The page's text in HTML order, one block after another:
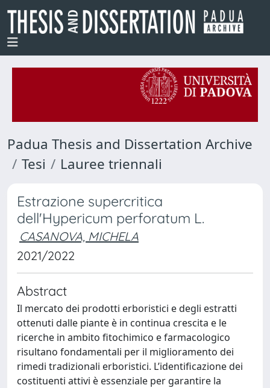
Padua Thesis and Dissertation Archive
Tesi
Lauree triennali
Estrazione supercritica
dell'Hypericum perforatum L.
CASANOVA, MICHELA
2021/2022
Abstract
Il mercato dei prodotti erboristici e degli estratti
ottenuti dalle piante è in continua crescita e le
ricerche in ambito fitochimico e farmacologico
risultano fondamentali per il miglioramento dei
rimedi tradizionali erboristici. L’identificazione dei
costituenti attivi è essenziale per garantire la